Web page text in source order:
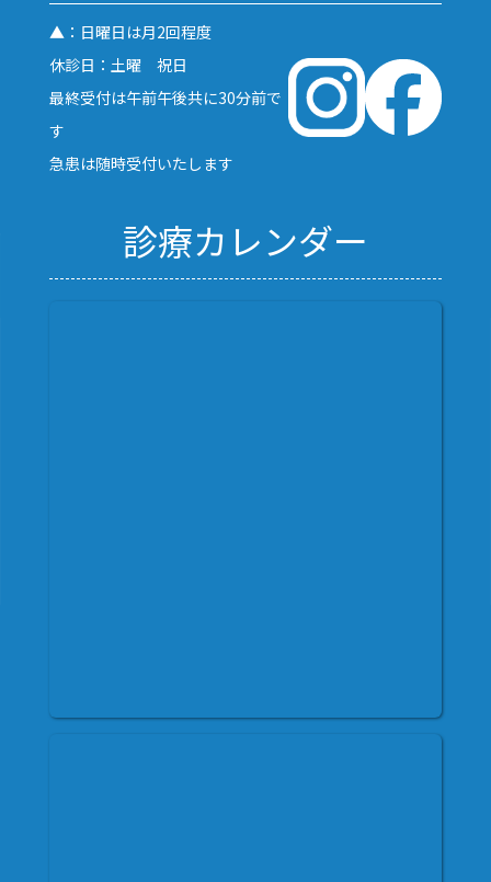
▲：日曜日は月2回程度
休診日：土曜 祝日
最終受付は午前午後共に30分前で
す
急患は随時受付いたします
診療カレンダー